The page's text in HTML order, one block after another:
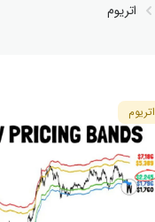
اتریوم
اتریوم